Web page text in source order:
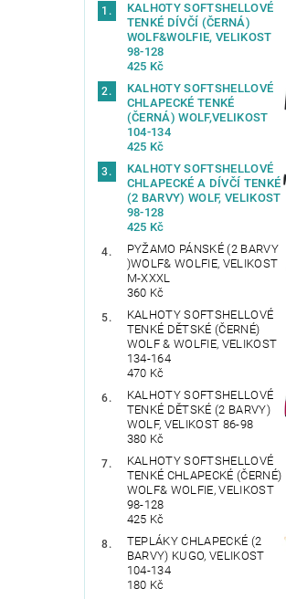
KALHOTY SOFTSHELLOVÉ
TENKÉ DÍVČÍ (ČERNÁ)
WOLF&WOLFIE, VELIKOST
98-128
425 Kč
KALHOTY SOFTSHELLOVÉ
CHLAPECKÉ TENKÉ
(ČERNÁ) WOLF,VELIKOST
104-134
425 Kč
KALHOTY SOFTSHELLOVÉ
CHLAPECKÉ A DÍVČÍ TENKÉ
(2 BARVY) WOLF, VELIKOST
98-128
425 Kč
PYŽAMO PÁNSKÉ (2 BARVY
)WOLF& WOLFIE, VELIKOST
M-XXXL
360 Kč
KALHOTY SOFTSHELLOVÉ
TENKÉ DĚTSKÉ (ČERNÉ)
WOLF & WOLFIE, VELIKOST
134-164
470 Kč
KALHOTY SOFTSHELLOVÉ
TENKÉ DĚTSKÉ (2 BARVY)
WOLF, VELIKOST 86-98
380 Kč
KALHOTY SOFTSHELLOVÉ
TENKÉ CHLAPECKÉ (ČERNÉ)
WOLF& WOLFIE, VELIKOST
98-128
425 Kč
TEPLÁKY CHLAPECKÉ (2
BARVY) KUGO, VELIKOST
104-134
180 Kč